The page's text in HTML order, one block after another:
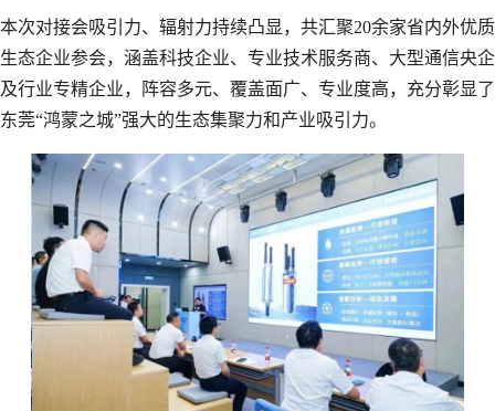
本次对接会吸引力、辐射力持续凸显，共汇聚20余家省内外优质
生态企业参会，涵盖科技企业、专业技术服务商、大型通信央企
及行业专精企业，阵容多元、覆盖面广、专业度高，充分彰显了
东莞“鸿蒙之城”强大的生态集聚力和产业吸引力。